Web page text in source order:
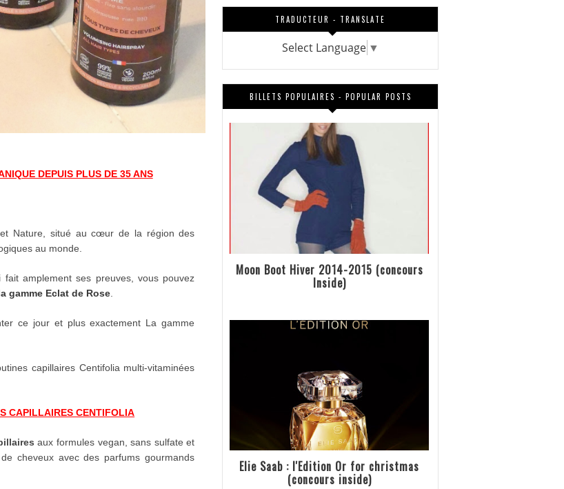
DEPUIS PLUS DE 35 ANS
Nature, situé au cœur de la région des
au monde.
amplement ses preuves, vous pouvez
gamme Eclat de Rose
ce jour et plus exactement La gamme
capillaires Centifolia multi-vitaminées
CAPILLAIRES CENTIFOLIA
aux formules vegan, sans sulfate et
cheveux avec des parfums gourmands
TRADUCTEUR - TRANSLATE
Select Language ▼
BILLETS POPULAIRES - POPULAR POSTS
Moon Boot Hiver 2014-2015 (concours
Inside)
Elie Saab : l'Edition Or for christmas
(concours inside)